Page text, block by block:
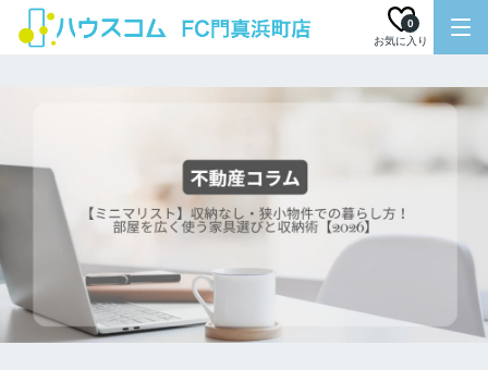
お気に入り
0